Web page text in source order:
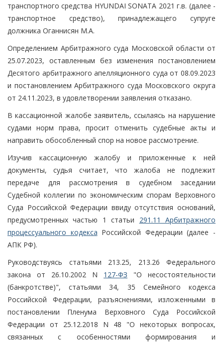
транспортного средства HYUNDAI SONATA 2021 г.в. (далее -
транспортное средство), принадлежащего супруге
должника Оганнисян М.А.
Определением Арбитражного суда Московской области от
25.07.2023, оставленным без изменения постановлением
Десятого арбитражного апелляционного суда от 08.09.2023
и постановлением Арбитражного суда Московского округа
от 24.11.2023, в удовлетворении заявления отказано.
В кассационной жалобе заявитель, ссылаясь на нарушение
судами норм права, просит отменить судебные акты и
направить обособленный спор на новое рассмотрение.
Изучив кассационную жалобу и приложенные к ней
документы, судья считает, что жалоба не подлежит
передаче для рассмотрения в судебном заседании
Судебной коллегии по экономическим спорам Верховного
Суда Российской Федерации ввиду отсутствия оснований,
предусмотренных частью 1 статьи 291.11 Арбитражного
процессуального кодекса Российской Федерации (далее -
АПК РФ).
Руководствуясь статьями 213.25, 213.26 Федерального
закона от 26.10.2002 N 127-ФЗ "О несостоятельности
(банкротстве)", статьями 34, 35 Семейного кодекса
Российской Федерации, разъяснениями, изложенными в
постановлении Пленума Верховного Суда Российской
Федерации от 25.12.2018 N 48 "О некоторых вопросах,
связанных с особенностями формирования и